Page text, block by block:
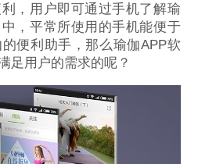
，用户即可通过手机了解瑜
，平常所使用的手机能便于
便利助手，那么瑜伽APP软
足用户的需求的呢？